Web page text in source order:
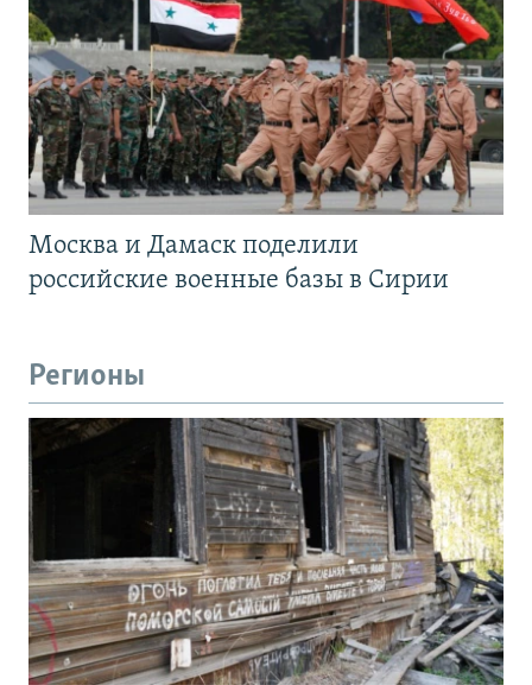
Москва и Дамаск поделили
российские военные базы в Сирии
Регионы